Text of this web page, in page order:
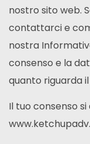
nostro sito web.
contattarci e
nostra
consenso e la
quanto riguarda
Il tuo consenso